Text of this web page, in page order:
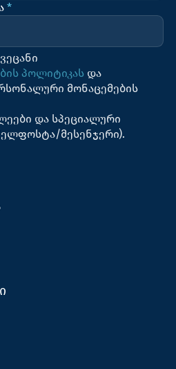
*
პოლიტიკას და
მონაცემების
და სპეციალური
ელფოსტა/მესენჯერი).